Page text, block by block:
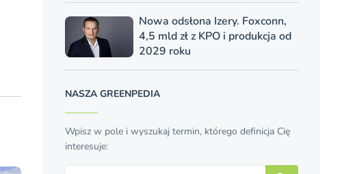
Nowa odsłona Izery. Foxconn,
4,5 mld zł z KPO i produkcja od
2029 roku
NASZA GREENPEDIA
Wpisz w pole i wyszukaj termin, którego definicja Cię
interesuje: